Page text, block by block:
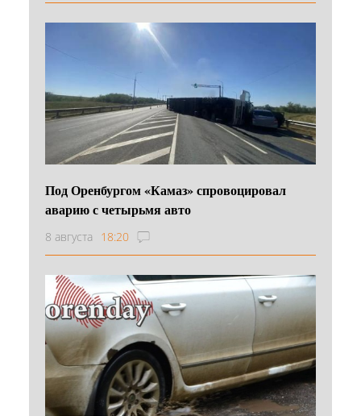
Под Оренбургом «Камаз» спровоцировал
аварию с четырьмя авто
8 августа 18:20